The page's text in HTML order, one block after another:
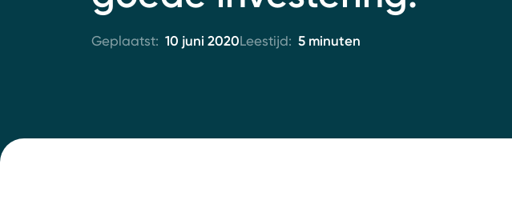
Geplaatst: 10 juni 2020Leestijd: 5 minuten